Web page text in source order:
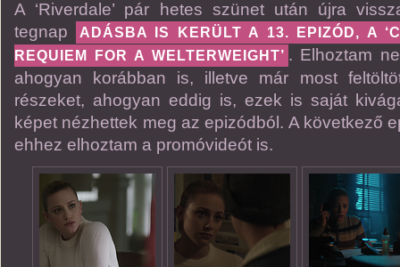
A ‘Riverdale’ pár hetes szünet után újra
tegnap
ADÁSBA IS KERÜLT A 13. EPIZÓD, A
REQUIEM FOR A WELTERWEIGHT’ . Elhoztam
ahogyan korábban is, illetve már most
részeket, ahogyan eddig is, ezek is saját
képet nézhettek meg az epizódból. A következő
ehhez elhoztam a promóvideót is.